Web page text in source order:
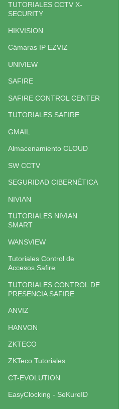
TUTORIALES CCTV X-
SECURITY
HIKVISION
Cámaras IP EZVIZ
UNIVIEW
SAFIRE
SAFIRE CONTROL CENTER
TUTORIALES SAFIRE
GMAIL
Almacenamiento CLOUD
SW CCTV
SEGURIDAD CIBERNÉTICA
NIVIAN
TUTORIALES NIVIAN
SMART
WANSVIEW
Tutoriales Control de
Accesos Safire
TUTORIALES CONTROL DE
PRESENCIA SAFIRE
ANVIZ
HANVON
ZKTECO
ZKTeco Tutoriales
CT-EVOLUTION
EasyClocking - SeKureID